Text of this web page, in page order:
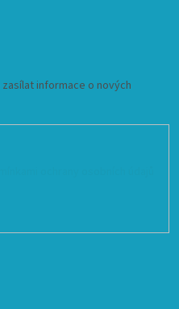
informace o nových